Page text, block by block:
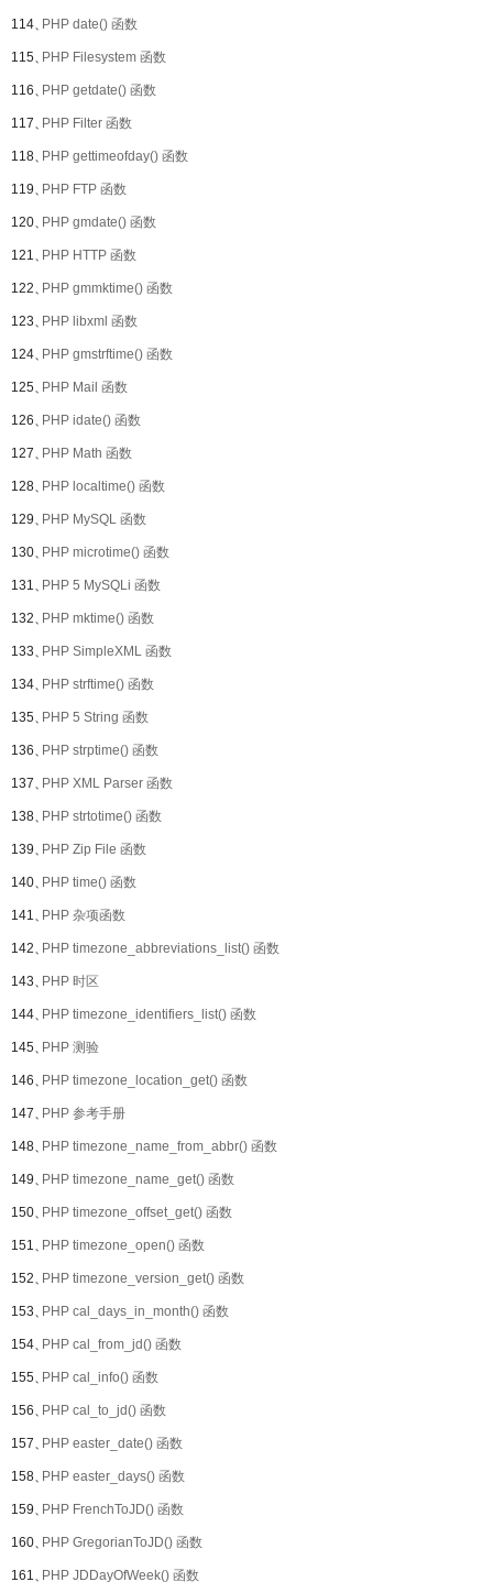
114、PHP date() 函数
115、PHP Filesystem 函数
116、PHP getdate() 函数
117、PHP Filter 函数
118、PHP gettimeofday() 函数
119、PHP FTP 函数
120、PHP gmdate() 函数
121、PHP HTTP 函数
122、PHP gmmktime() 函数
123、PHP libxml 函数
124、PHP gmstrftime() 函数
125、PHP Mail 函数
126、PHP idate() 函数
127、PHP Math 函数
128、PHP localtime() 函数
129、PHP MySQL 函数
130、PHP microtime() 函数
131、PHP 5 MySQLi 函数
132、PHP mktime() 函数
133、PHP SimpleXML 函数
134、PHP strftime() 函数
135、PHP 5 String 函数
136、PHP strptime() 函数
137、PHP XML Parser 函数
138、PHP strtotime() 函数
139、PHP Zip File 函数
140、PHP time() 函数
141、PHP 杂项函数
142、PHP timezone_abbreviations_list() 函数
143、PHP 时区
144、PHP timezone_identifiers_list() 函数
145、PHP 测验
146、PHP timezone_location_get() 函数
147、PHP 参考手册
148、PHP timezone_name_from_abbr() 函数
149、PHP timezone_name_get() 函数
150、PHP timezone_offset_get() 函数
151、PHP timezone_open() 函数
152、PHP timezone_version_get() 函数
153、PHP cal_days_in_month() 函数
154、PHP cal_from_jd() 函数
155、PHP cal_info() 函数
156、PHP cal_to_jd() 函数
157、PHP easter_date() 函数
158、PHP easter_days() 函数
159、PHP FrenchToJD() 函数
160、PHP GregorianToJD() 函数
161、PHP JDDayOfWeek() 函数